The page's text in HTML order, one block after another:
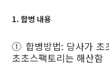
1. 합병 내용
① 합병방법: 당사가 초
초초스팩토리는 해산함